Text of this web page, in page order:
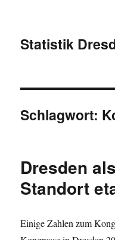
Statistik
Schlagwort:
Dresden
Standort
Einige Zahlen zum